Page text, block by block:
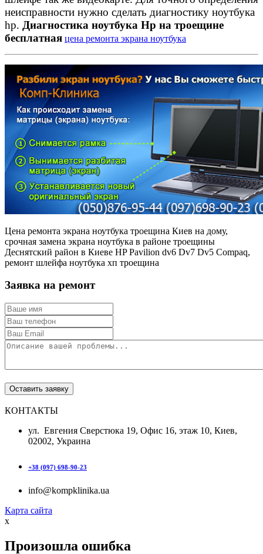
неисправности нужно сделать диагностику ноутбука
hp. Диагностика ноутбука Hp на троещине
бесплатная цена ремонта экрана ноутбука
Цена ремонта экрана ноутбука троещина Киев на дому,
срочная замена экрана ноутбука в районе троещины
Деснятский район в Киеве HP Pavilion dv6 Dv7 Dv5 Compaq,
ремонт шлейфа ноутбука хп троещина
Заявка на ремонт
КОНТАКТЫ
ул. Евгения Сверстюка 19, Офис 16, этаж 10, Киев,
02002, Украина
+38 (097) 698-90-23
info@kompklinika.ua
Карта сайта
x
Произошла ошибка